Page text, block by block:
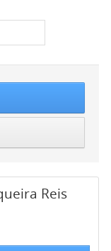
Reis